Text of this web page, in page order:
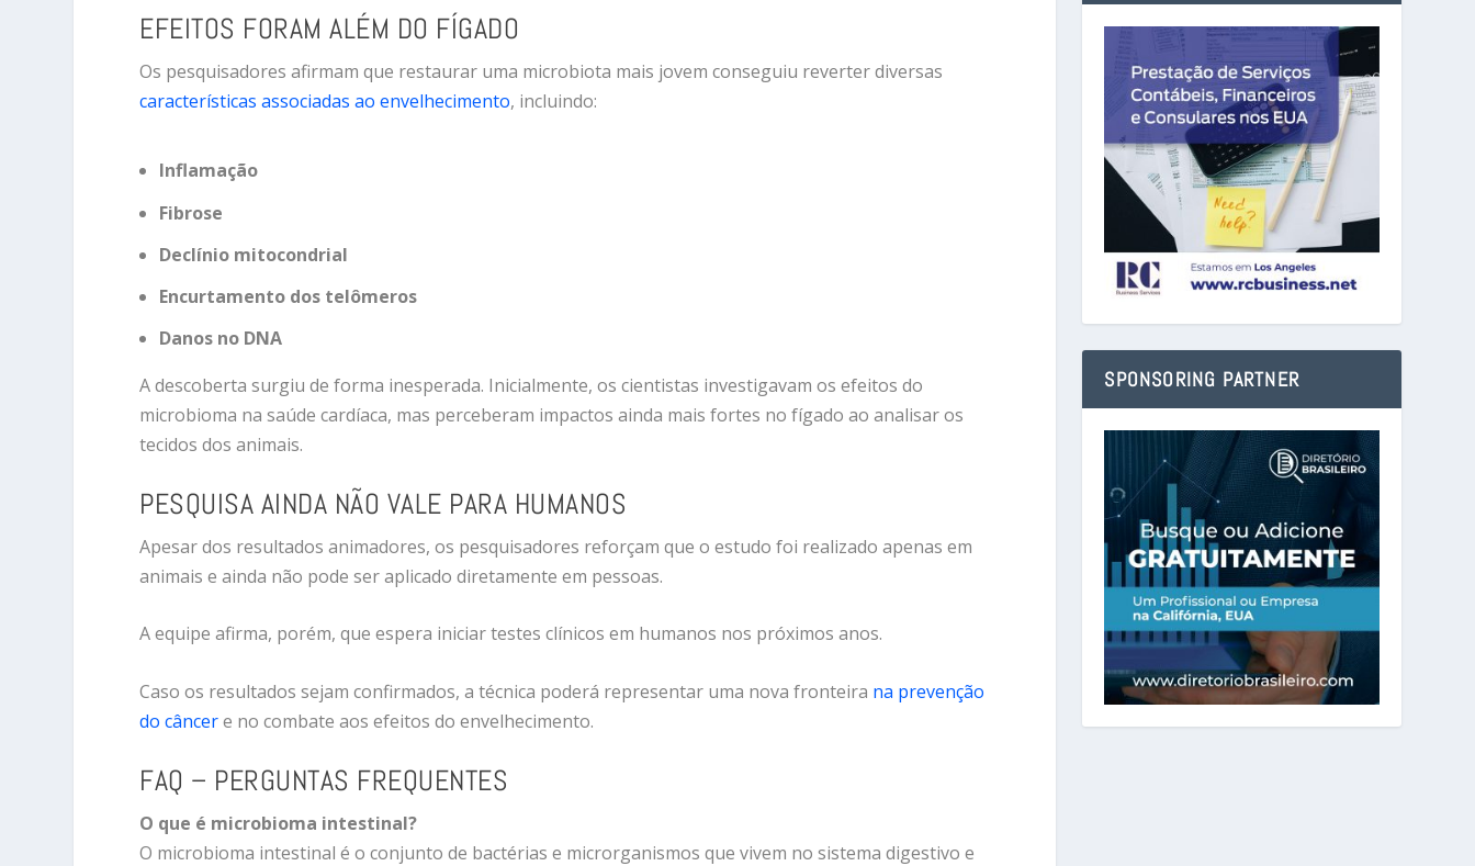
EFEITOS FORAM ALÉM DO FÍGADO
Os pesquisadores afirmam que restaurar uma microbiota mais jovem conseguiu reverter diversas
características associadas ao envelhecimento, incluindo:
Inflamação
Fibrose
Declínio mitocondrial
Encurtamento dos telômeros
Danos no DNA
A descoberta surgiu de forma inesperada. Inicialmente, os cientistas investigavam os efeitos do
microbioma na saúde cardíaca, mas perceberam impactos ainda mais fortes no fígado ao analisar os
tecidos dos animais.
PESQUISA AINDA NÃO VALE PARA HUMANOS
Apesar dos resultados animadores, os pesquisadores reforçam que o estudo foi realizado apenas em
animais e ainda não pode ser aplicado diretamente em pessoas.
A equipe afirma, porém, que espera iniciar testes clínicos em humanos nos próximos anos.
Caso os resultados sejam confirmados, a técnica poderá representar uma nova fronteira na prevenção
do câncere no combate aos efeitos do envelhecimento.
FAQ – PERGUNTAS FREQUENTES
O que é microbioma intestinal?
O microbioma intestinal é o conjunto de bactérias e microrganismos que vivem no sistema digestivo e
SPONSORING PARTNER